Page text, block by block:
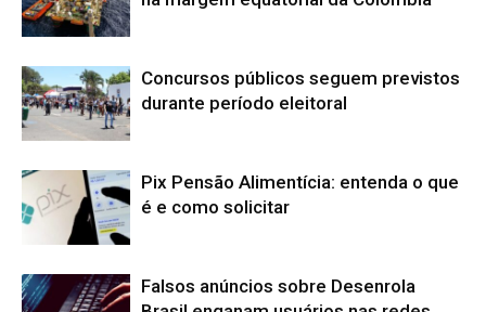
Concursos públicos seguem previstos
durante período eleitoral
Pix Pensão Alimentícia: entenda o que
é e como solicitar
Falsos anúncios sobre Desenrola